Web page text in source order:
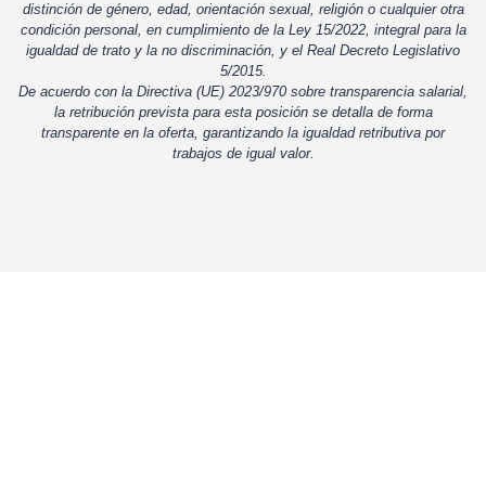
distinción de género, edad, orientación sexual, religión o cualquier otra
condición personal, en cumplimiento de la Ley 15/2022, integral para la
igualdad de trato y la no discriminación, y el Real Decreto Legislativo
5/2015.
De acuerdo con la Directiva (UE) 2023/970 sobre transparencia salarial,
la retribución prevista para esta posición se detalla de forma
transparente en la oferta, garantizando la igualdad retributiva por
trabajos de igual valor.